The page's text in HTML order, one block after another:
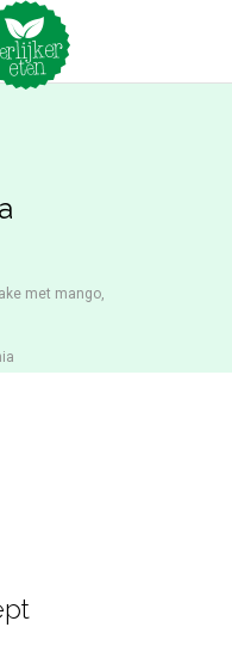
met mango,